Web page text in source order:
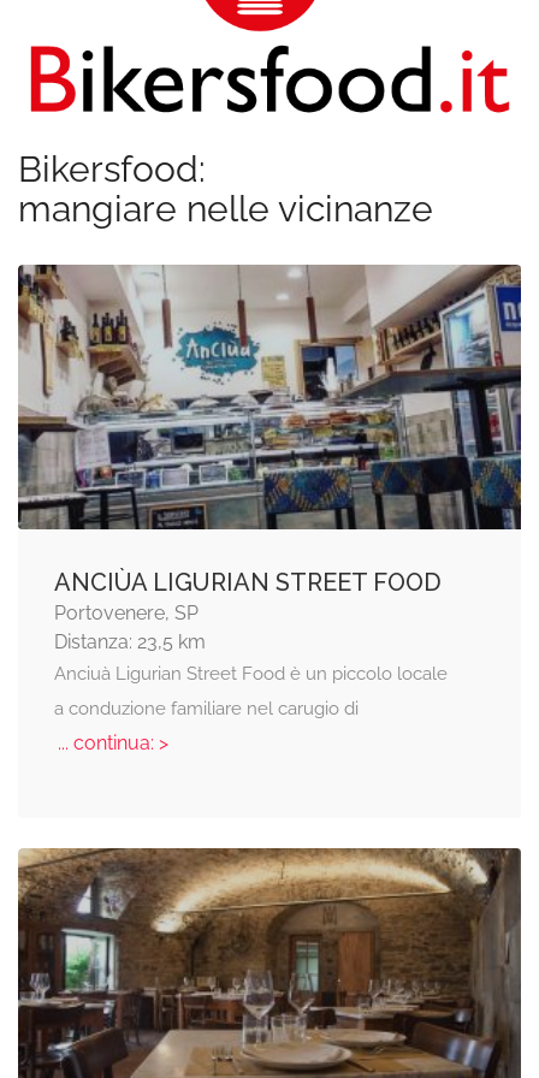
Bikersfood:
mangiare nelle vicinanze
ANCIÙA LIGURIAN STREET FOOD
Portovenere, SP
Distanza: 23,5 km
Anciuà Ligurian Street Food è un piccolo locale
a conduzione familiare nel carugio di
... continua: >